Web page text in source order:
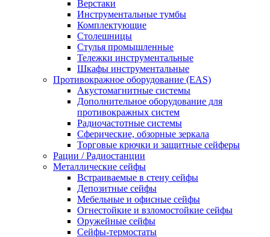
Верстаки
Инструментальные тумбы
Комплектующие
Столешницы
Стулья промышленные
Тележки инструментальные
Шкафы инструментальные
Противокражное оборудование (EAS)
Акустомагнитные системы
Дополнительное оборудование для
противокражных систем
Радиочастотные системы
Сферические, обзорные зеркала
Торговые крючки и защитные сейферы
Рации / Радиостанции
Металлические сейфы
Встраиваемые в стену сейфы
Депозитные сейфы
Мебельные и офисные сейфы
Огнестойкие и взломостойкие сейфы
Оружейные сейфы
Сейфы-термостаты